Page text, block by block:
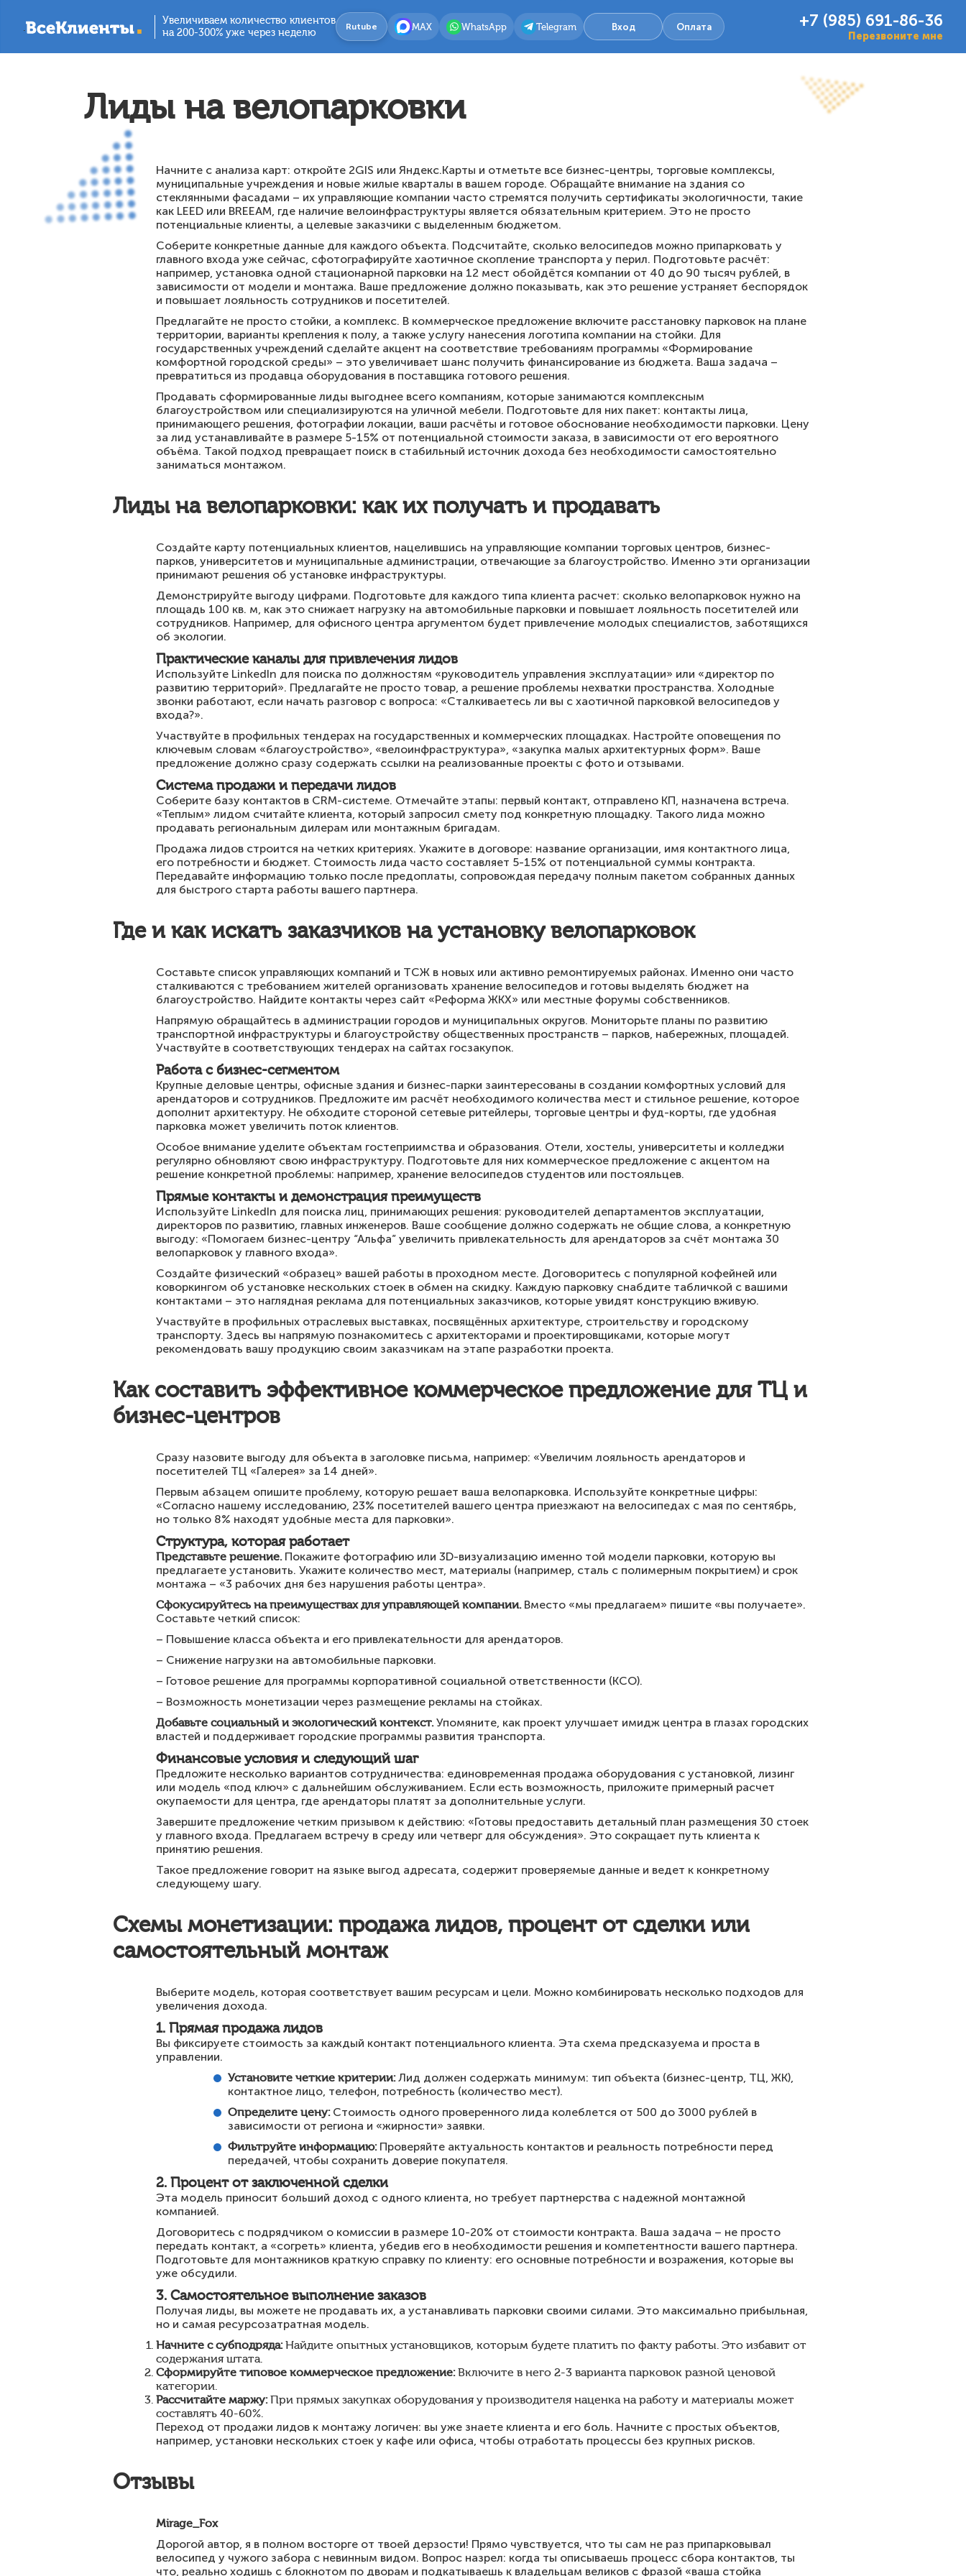
Увеличиваем количество клиентов
на 200-300% уже через неделю
+7 (985) 691-86-36
Перезвоните мне
Rutube MAX WhatsApp Telegram Вход Оплата
Лиды на велопарковки
Начните с анализа карт: откройте 2GIS или Яндекс.Карты и отметьте все бизнес-центры, торговые комплексы,
муниципальные учреждения и новые жилые кварталы в вашем городе. Обращайте внимание на здания со
стеклянными фасадами – их управляющие компании часто стремятся получить сертификаты экологичности, такие
как LEED или BREEAM, где наличие велоинфраструктуры является обязательным критерием. Это не просто
потенциальные клиенты, а целевые заказчики с выделенным бюджетом.
Соберите конкретные данные для каждого объекта. Подсчитайте, сколько велосипедов можно припарковать у
главного входа уже сейчас, сфотографируйте хаотичное скопление транспорта у перил. Подготовьте расчёт:
например, установка одной стационарной парковки на 12 мест обойдётся компании от 40 до 90 тысяч рублей, в
зависимости от модели и монтажа. Ваше предложение должно показывать, как это решение устраняет беспорядок
и повышает лояльность сотрудников и посетителей.
Предлагайте не просто стойки, а комплекс. В коммерческое предложение включите расстановку парковок на плане
территории, варианты крепления к полу, а также услугу нанесения логотипа компании на стойки. Для
государственных учреждений сделайте акцент на соответствие требованиям программы «Формирование
комфортной городской среды» – это увеличивает шанс получить финансирование из бюджета. Ваша задача –
превратиться из продавца оборудования в поставщика готового решения.
Продавать сформированные лиды выгоднее всего компаниям, которые занимаются комплексным
благоустройством или специализируются на уличной мебели. Подготовьте для них пакет: контакты лица,
принимающего решения, фотографии локации, ваши расчёты и готовое обоснование необходимости парковки. Цену
за лид устанавливайте в размере 5-15% от потенциальной стоимости заказа, в зависимости от его вероятного
объёма. Такой подход превращает поиск в стабильный источник дохода без необходимости самостоятельно
заниматься монтажом.
Лиды на велопарковки: как их получать и продавать
Создайте карту потенциальных клиентов, нацелившись на управляющие компании торговых центров, бизнес-
парков, университетов и муниципальные администрации, отвечающие за благоустройство. Именно эти организации
принимают решения об установке инфраструктуры.
Демонстрируйте выгоду цифрами. Подготовьте для каждого типа клиента расчет: сколько велопарковок нужно на
площадь 100 кв. м, как это снижает нагрузку на автомобильные парковки и повышает лояльность посетителей или
сотрудников. Например, для офисного центра аргументом будет привлечение молодых специалистов, заботящихся
об экологии.
Практические каналы для привлечения лидов
Используйте LinkedIn для поиска по должностям «руководитель управления эксплуатации» или «директор по
развитию территорий». Предлагайте не просто товар, а решение проблемы нехватки пространства. Холодные
звонки работают, если начать разговор с вопроса: «Сталкиваетесь ли вы с хаотичной парковкой велосипедов у
входа?».
Участвуйте в профильных тендерах на государственных и коммерческих площадках. Настройте оповещения по
ключевым словам «благоустройство», «велоинфраструктура», «закупка малых архитектурных форм». Ваше
предложение должно сразу содержать ссылки на реализованные проекты с фото и отзывами.
Система продажи и передачи лидов
Соберите базу контактов в CRM-системе. Отмечайте этапы: первый контакт, отправлено КП, назначена встреча.
«Теплым» лидом считайте клиента, который запросил смету под конкретную площадку. Такого лида можно
продавать региональным дилерам или монтажным бригадам.
Продажа лидов строится на четких критериях. Укажите в договоре: название организации, имя контактного лица,
его потребности и бюджет. Стоимость лида часто составляет 5-15% от потенциальной суммы контракта.
Передавайте информацию только после предоплаты, сопровождая передачу полным пакетом собранных данных
для быстрого старта работы вашего партнера.
Где и как искать заказчиков на установку велопарковок
Составьте список управляющих компаний и ТСЖ в новых или активно ремонтируемых районах. Именно они часто
сталкиваются с требованием жителей организовать хранение велосипедов и готовы выделять бюджет на
благоустройство. Найдите контакты через сайт «Реформа ЖКХ» или местные форумы собственников.
Напрямую обращайтесь в администрации городов и муниципальных округов. Мониторьте планы по развитию
транспортной инфраструктуры и благоустройству общественных пространств – парков, набережных, площадей.
Участвуйте в соответствующих тендерах на сайтах госзакупок.
Работа с бизнес-сегментом
Крупные деловые центры, офисные здания и бизнес-парки заинтересованы в создании комфортных условий для
арендаторов и сотрудников. Предложите им расчёт необходимого количества мест и стильное решение, которое
дополнит архитектуру. Не обходите стороной сетевые ритейлеры, торговые центры и фуд-корты, где удобная
парковка может увеличить поток клиентов.
Особое внимание уделите объектам гостеприимства и образования. Отели, хостелы, университеты и колледжи
регулярно обновляют свою инфраструктуру. Подготовьте для них коммерческое предложение с акцентом на
решение конкретной проблемы: например, хранение велосипедов студентов или постояльцев.
Прямые контакты и демонстрация преимуществ
Используйте LinkedIn для поиска лиц, принимающих решения: руководителей департаментов эксплуатации,
директоров по развитию, главных инженеров. Ваше сообщение должно содержать не общие слова, а конкретную
выгоду: «Помогаем бизнес-центру “Альфа” увеличить привлекательность для арендаторов за счёт монтажа 30
велопарковок у главного входа».
Создайте физический «образец» вашей работы в проходном месте. Договоритесь с популярной кофейней или
коворкингом об установке нескольких стоек в обмен на скидку. Каждую парковку снабдите табличкой с вашими
контактами – это наглядная реклама для потенциальных заказчиков, которые увидят конструкцию вживую.
Участвуйте в профильных отраслевых выставках, посвящённых архитектуре, строительству и городскому
транспорту. Здесь вы напрямую познакомитесь с архитекторами и проектировщиками, которые могут
рекомендовать вашу продукцию своим заказчикам на этапе разработки проекта.
Как составить эффективное коммерческое предложение для ТЦ и
бизнес-центров
Сразу назовите выгоду для объекта в заголовке письма, например: «Увеличим лояльность арендаторов и
посетителей ТЦ «Галерея» за 14 дней».
Первым абзацем опишите проблему, которую решает ваша велопарковка. Используйте конкретные цифры:
«Согласно нашему исследованию, 23% посетителей вашего центра приезжают на велосипедах с мая по сентябрь,
но только 8% находят удобные места для парковки».
Структура, которая работает
Представьте решение.Покажите фотографию или 3D-визуализацию именно той модели парковки, которую вы
предлагаете установить. Укажите количество мест, материалы (например, сталь с полимерным покрытием) и срок
монтажа – «3 рабочих дня без нарушения работы центра».
Сфокусируйтесь на преимуществах для управляющей компании.Вместо «мы предлагаем» пишите «вы получаете».
Составьте четкий список:
– Повышение класса объекта и его привлекательности для арендаторов.
– Снижение нагрузки на автомобильные парковки.
– Готовое решение для программы корпоративной социальной ответственности (КСО).
– Возможность монетизации через размещение рекламы на стойках.
Добавьте социальный и экологический контекст.Упомяните, как проект улучшает имидж центра в глазах городских
властей и поддерживает городские программы развития транспорта.
Финансовые условия и следующий шаг
Предложите несколько вариантов сотрудничества: единовременная продажа оборудования с установкой, лизинг
или модель «под ключ» с дальнейшим обслуживанием. Если есть возможность, приложите примерный расчет
окупаемости для центра, где арендаторы платят за дополнительные услуги.
Завершите предложение четким призывом к действию: «Готовы предоставить детальный план размещения 30 стоек
у главного входа. Предлагаем встречу в среду или четверг для обсуждения». Это сокращает путь клиента к
принятию решения.
Такое предложение говорит на языке выгод адресата, содержит проверяемые данные и ведет к конкретному
следующему шагу.
Схемы монетизации: продажа лидов, процент от сделки или
самостоятельный монтаж
Выберите модель, которая соответствует вашим ресурсам и цели. Можно комбинировать несколько подходов для
увеличения дохода.
1. Прямая продажа лидов
Вы фиксируете стоимость за каждый контакт потенциального клиента. Эта схема предсказуема и проста в
управлении.
Установите четкие критерии:Лид должен содержать минимум: тип объекта (бизнес-центр, ТЦ, ЖК),
контактное лицо, телефон, потребность (количество мест).
Определите цену:Стоимость одного проверенного лида колеблется от 500 до 3000 рублей в
зависимости от региона и «жирности» заявки.
Фильтруйте информацию:Проверяйте актуальность контактов и реальность потребности перед
передачей, чтобы сохранить доверие покупателя.
2. Процент от заключенной сделки
Эта модель приносит больший доход с одного клиента, но требует партнерства с надежной монтажной
компанией.
Договоритесь с подрядчиком о комиссии в размере 10-20% от стоимости контракта. Ваша задача – не просто
передать контакт, а «согреть» клиента, убедив его в необходимости решения и компетентности вашего партнера.
Подготовьте для монтажников краткую справку по клиенту: его основные потребности и возражения, которые вы
уже обсудили.
3. Самостоятельное выполнение заказов
Получая лиды, вы можете не продавать их, а устанавливать парковки своими силами. Это максимально прибыльная,
но и самая ресурсозатратная модель.
Начните с субподряда:Найдите опытных установщиков, которым будете платить по факту работы. Это избавит от
содержания штата.
Сформируйте типовое коммерческое предложение:Включите в него 2-3 варианта парковок разной ценовой
категории.
Рассчитайте маржу:При прямых закупках оборудования у производителя наценка на работу и материалы может
составлять 40-60%.
Переход от продажи лидов к монтажу логичен: вы уже знаете клиента и его боль. Начните с простых объектов,
например, установки нескольких стоек у кафе или офиса, чтобы отработать процессы без крупных рисков.
Отзывы
Mirage_Fox
Дорогой автор, я в полном восторге от твоей дерзости! Прямо чувствуется, что ты сам не раз припарковывал
велосипед у чужого забора с невинным видом. Вопрос назрел: когда ты описываешь процесс сбора контактов, ты
что, реально ходишь с блокнотом по дворам и подкатываешь к владельцам великов с фразой «ваша стойка